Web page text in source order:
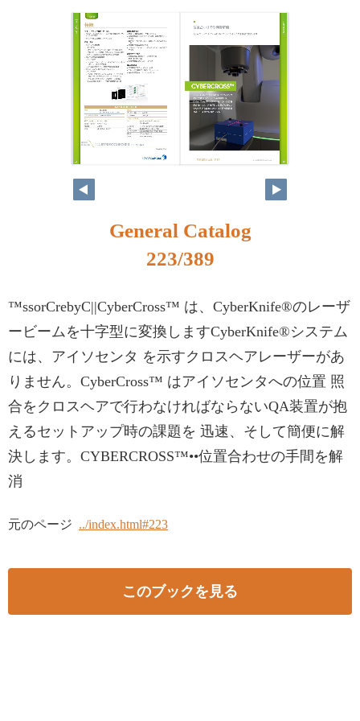
206 207
General Catalog
223/389
™ssorCrebyC||CyberCross™ は、CyberKnife®のレーザ
ービームを十字型に変換しますCyberKnife®システム
には、アイソセンタ を示すクロスヘアレーザーがあ
りません。CyberCross™ はアイソセンタへの位置 照
合をクロスヘアで行わなければならないQA装置が抱
えるセットアップ時の課題を 迅速、そして簡便に解
決します。CYBERCROSS™••位置合わせの手間を解
消
元のページ ../index.html#223
このブックを見る